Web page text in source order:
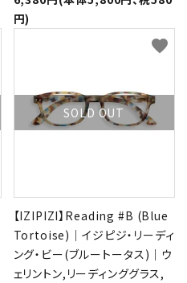
円)
SOLD OUT
【IZIPIZI】Reading #B (Blue
Tortoise)｜イジピジ・リーディ
ング・ビー(ブルートータス)｜ウ
ェリントン,リーディンググラス,
favorite